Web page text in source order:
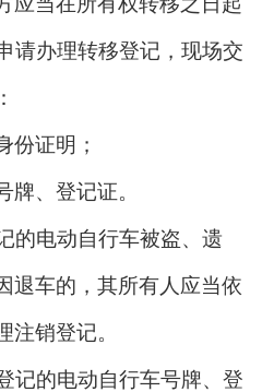
请办理转移登记，现场交
份证明；
牌、登记证。
的电动自行车被盗、遗
退车的，其所有人应当依
注销登记。
记的电动自行车号牌、登